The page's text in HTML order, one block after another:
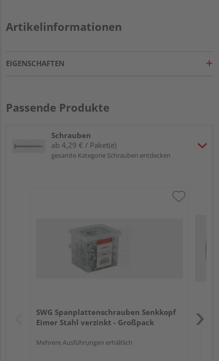
Artikelinformationen
EIGENSCHAFTEN
Passende Produkte
Schrauben
ab 4,29 € / Paket(e)
gesamte Kategorie Schrauben entdecken
SWG Spanplattenschrauben Senkkopf
Eimer Stahl verzinkt - Großpack
Mehrere Ausführungen erhältlich